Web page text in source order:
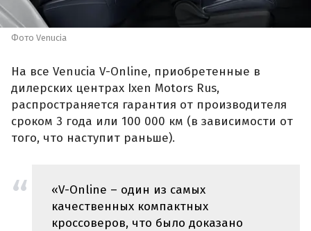
Фото Venucia
На все Venucia V-Online, приобретенные в
дилерских центрах Ixen Motors Rus,
распространяется гарантия от производителя
сроком 3 года или 100 000 км (в зависимости от
того, что наступит раньше).
«V-Online – один из самых
качественных компактных
кроссоверов, что было доказано